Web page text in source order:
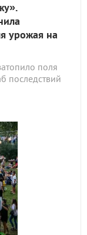
урожая на
поля
последствий